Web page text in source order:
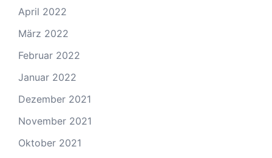
April 2022
März 2022
Februar 2022
Januar 2022
Dezember 2021
November 2021
Oktober 2021